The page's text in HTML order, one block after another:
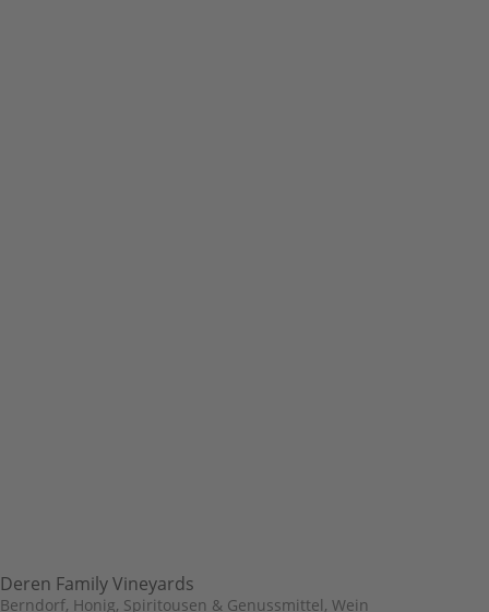
Deren Family Vineyards
Berndorf, Honig, Spiritousen & Genussmittel, Wein